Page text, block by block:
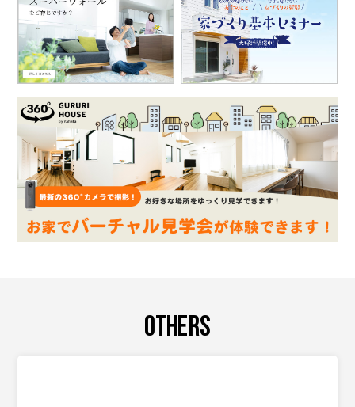
OTHERS